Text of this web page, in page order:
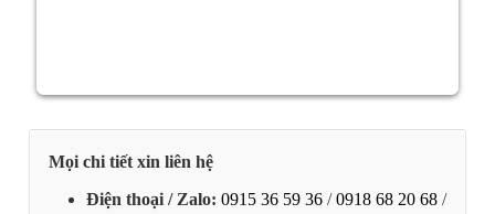
Mọi chi tiết xin liên hệ
Điện thoại / Zalo: 0915 36 59 36 /0918 68 20 68 /